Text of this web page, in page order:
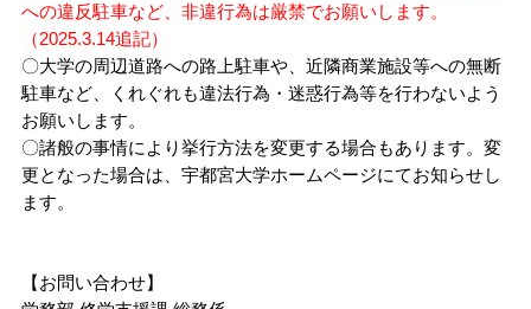
学費免除・奨学金制度
大学施設の利用
大学の施設の利用について
その他の施設案内
本学ウェブサイトへの広告掲載について
への違反駐車など、非違行為は厳禁でお願いします。
（2025.3.14追記）
〇大学の周辺道路への路上駐車や、近隣商業施設等への無断
駐車など、くれぐれも違法行為・迷惑行為等を行わないよう
お願いします。
〇諸般の事情により挙行方法を変更する場合もあります。変
更となった場合は、宇都宮大学ホームページにてお知らせし
ます。
【お問い合わせ】